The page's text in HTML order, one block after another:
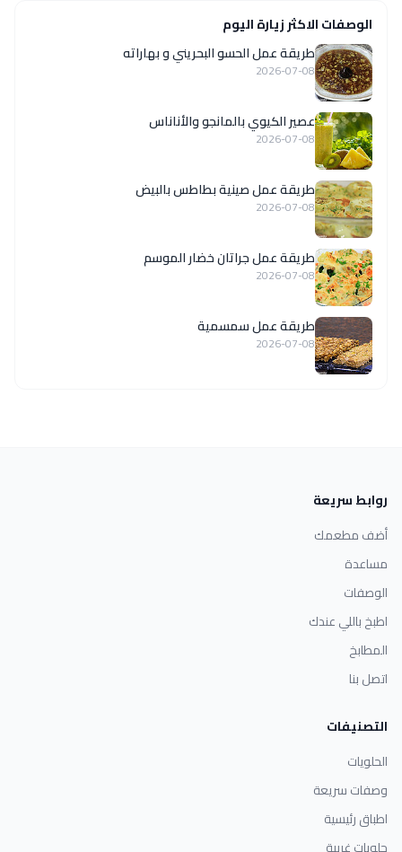
الوصفات الاكثر زيارة اليوم
طريقة عمل الحسو البحريني و بهاراته
2026-07-08
عصير الكيوي بالمانجو والأناناس
2026-07-08
طريقة عمل صينية بطاطس بالبيض
2026-07-08
طريقة عمل جراتان خضار الموسم
2026-07-08
طريقة عمل سمسمية
2026-07-08
روابط سريعة
أضف مطعمك
مساعدة
الوصفات
اطبخ باللي عندك
المطابخ
اتصل بنا
التصنيفات
الحلويات
وصفات سريعة
اطباق رئيسية
حلويات غربية